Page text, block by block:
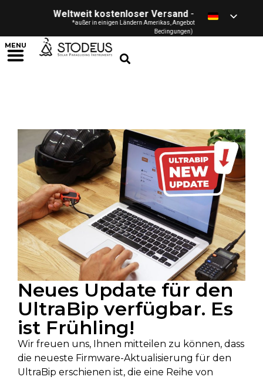
Weltweit kostenloser Versand- ab 120 € / £ / $ /
*außer in einigen Ländern Amerikas, Angebot nur für Privatpersonen
Bedingungen)
MENU
Neues Update für den
UltraBip verfügbar. Es
ist Frühling!
Wir freuen uns, Ihnen mitteilen zu können, dass
die neueste Firmware-Aktualisierung für den
UltraBip erschienen ist, die eine Reihe von